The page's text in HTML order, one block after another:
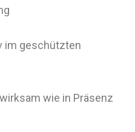
im geschützten
wie in Präsenz